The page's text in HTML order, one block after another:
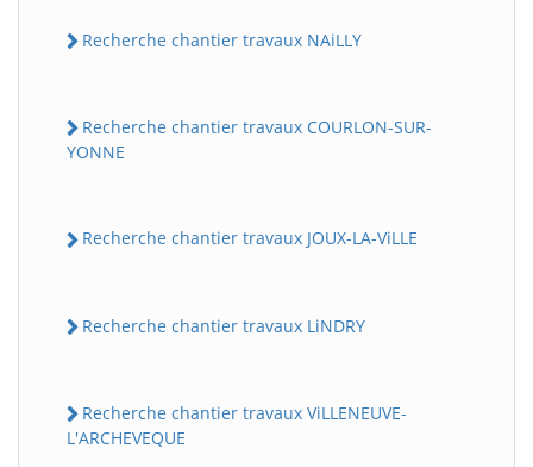
Recherche chantier travaux NAiLLY
Recherche chantier travaux COURLON-SUR-
YONNE
Recherche chantier travaux JOUX-LA-ViLLE
Recherche chantier travaux LiNDRY
Recherche chantier travaux ViLLENEUVE-
L'ARCHEVEQUE